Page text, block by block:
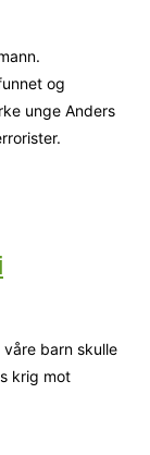
og
unge Anders
barn skulle
krig mot